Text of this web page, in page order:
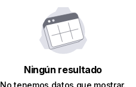
Ningún resultado